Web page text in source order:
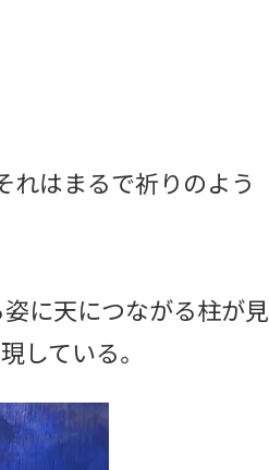
れはまるで祈りのよう
に天につながる柱が見
している。